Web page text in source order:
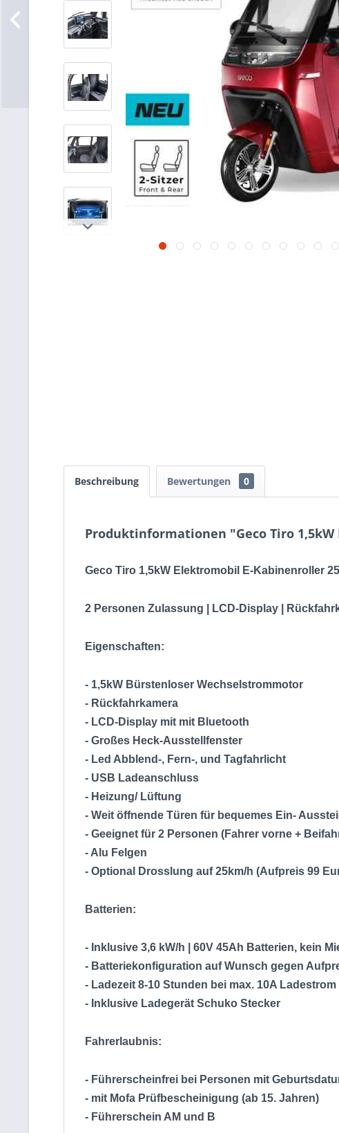
Beschreibung Bewertungen 0
Produktinformationen "Geco Tiro
Geco Tiro 1,5kW Elektromobil E-​Kabinenroller
2 Personen Zulassung | LCD-Display |
Eigenschaften:
- 1,5kW Bürstenloser Wechselstrommotor
- Rückfahrkamera
- LCD-Display mit mit Bluetooth
- Großes Heck-Ausstellfenster
- Led Abblend-, Fern-, und Tagfahrlicht
- USB Ladeanschluss
- Heizung/ Lüftung
- Weit öffnende Türen für bequemes Ein-
- Geeignet für 2 Personen (Fahrer vorne +
- Alu Felgen
- Optional Drosslung auf 25km/h (Aufpreis 99
Batterien:
- Inklusive 3,6 kW/h | 60V 45Ah Batterien, kein
- Batteriekonfiguration auf Wunsch gegen
- Ladezeit 8-10 Stunden bei max. 10A Ladestrom
- Inklusive Ladegerät Schuko Stecker
Fahrerlaubnis:
- Führerscheinfrei bei Personen mit
- mit Mofa Prüfbescheinigung (ab 15. Jahren)
- Führerschein AM und B